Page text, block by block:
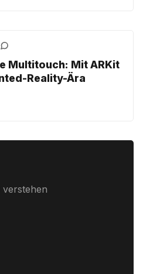
Multitouch: Mit ARKit
Reality-Ära
verstehen